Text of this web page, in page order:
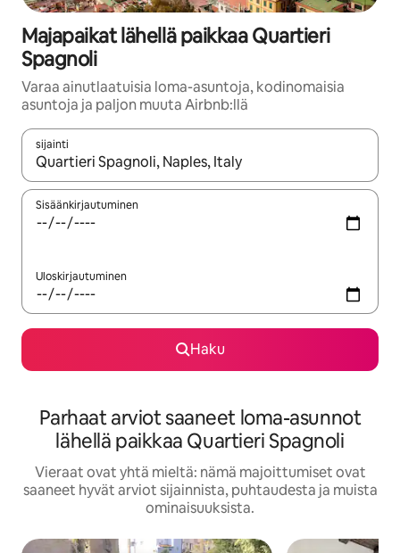
Majapaikat lähellä paikkaa Quartieri
Spagnoli
Varaa ainutlaatuisia loma-asuntoja, kodinomaisia
asuntoja ja paljon muuta Airbnb:llä
sijainti
Kun tulokset ovat saatavilla, navigoi ylös- ja alas-
Sisäänkirjautuminen
Uloskirjautuminen
Haku
Parhaat arviot saaneet loma-asunnot
lähellä paikkaa Quartieri Spagnoli
Vieraat ovat yhtä mieltä: nämä majoittumiset ovat
saaneet hyvät arviot sijainnista, puhtaudesta ja muista
ominaisuuksista.